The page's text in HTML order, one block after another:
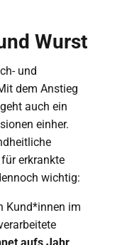
Wurst
und
dem Anstieg
auch ein
einher.
erkrankte
wichtig:
Kund*innen im